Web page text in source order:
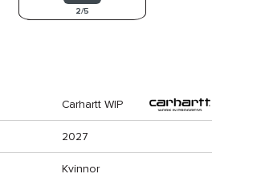
2/5
Carhartt WIP
2027
Kvinnor